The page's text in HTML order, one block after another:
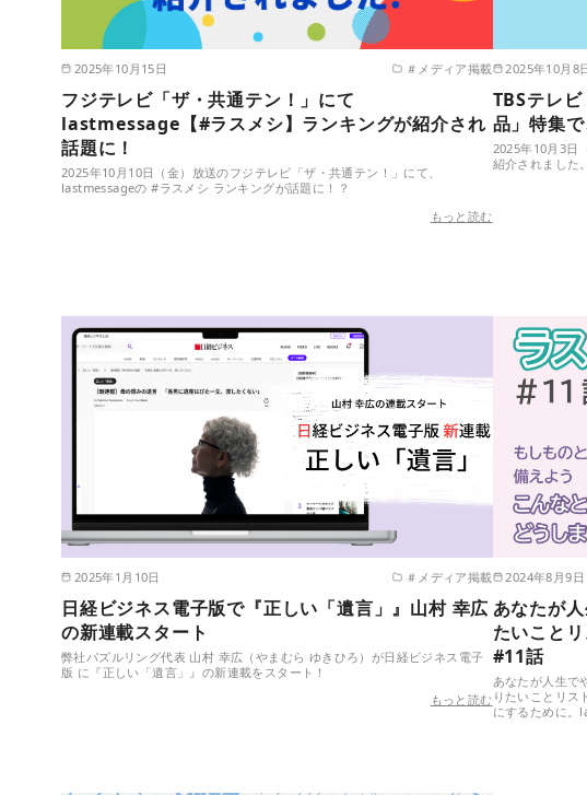
2025年10月15日 ＃メディア掲載
フジテレビ「ザ・共通テン！」にて
lastmessage【#ラスメシ】ランキングが紹介され
話題に！
2025年10月10日（金）放送のフジテレビ「ザ・共通テン！」にて、
lastmessageの #ラスメシ ランキングが話題に！？
もっと読む
2025年10月8
TBSテレ
品」特集
2025年10月3日
紹介されました
2025年1月10日 ＃メディア掲載
日経ビジネス電子版で『正しい「遺言」』山村 幸広
の新連載スタート
弊社パズルリング代表 山村 幸広（やまむら ゆきひろ）が日経ビジネス電子
版 に『正しい「遺言」』の新連載をスタート！
もっと読む
2024年8月9日
あなたが
たいこと
#11話
あなたが人生で
りたいことリス
にするために。